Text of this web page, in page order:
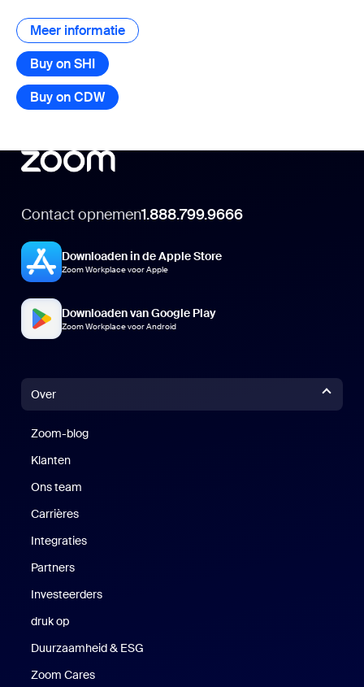
Meer informatie Meer informatie
Buy on SHI
Buy on CDW
Contact opnemen1.888.799.9666
Downloaden in de Apple Store
Zoom Workplace voor Apple
Downloaden van Google Play
Zoom Workplace voor Android
Over
Zoom-blog
Klanten
Ons team
Carrières
Integraties
Partners
Investeerders
druk op
Duurzaamheid & ESG
Zoom Cares